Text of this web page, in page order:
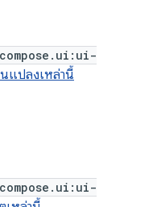
นแปลงเหล่านี้